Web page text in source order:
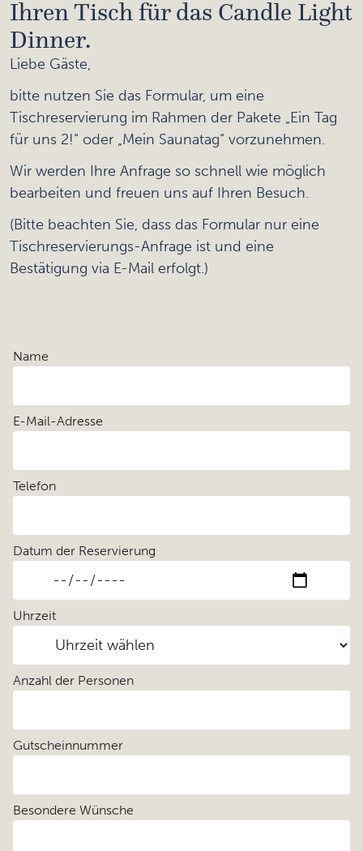
Ihren Tisch für das Candle Light
Dinner.
Liebe Gäste,
bitte nutzen Sie das Formular, um eine
Tischreservierung im Rahmen der Pakete „Ein Tag
für uns 2!“ oder „Mein Saunatag“ vorzunehmen.
Wir werden Ihre Anfrage so schnell wie möglich
bearbeiten und freuen uns auf Ihren Besuch.
(Bitte beachten Sie, dass das Formular nur eine
Tischreservierungs-Anfrage ist und eine
Bestätigung via E-Mail erfolgt.)
Name
E-Mail-Adresse
Telefon
Datum der Reservierung
Uhrzeit
Anzahl der Personen
Gutscheinnummer
Besondere Wünsche